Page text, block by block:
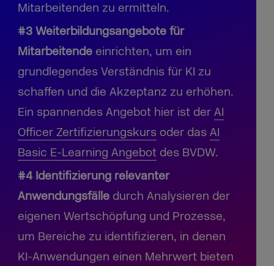
Mitarbeitenden zu ermitteln.
#3 Weiterbildungsangebote für
Mitarbeitendeeinrichten, um ein
grundlegendes Verständnis für KI zu
schaffen und die Akzeptanz zu erhöhen.
Ein spannendes Angebot hier ist der AI
Officer Zertifizierungskursoder das AI
Basic E-Learning Angebotdes BVDW.
#4 Identifizierung relevanter
Anwendungsfälledurch Analysieren der
eigenen Wertschöpfung und Prozesse,
um Bereiche zu identifizieren, in denen
KI-Anwendungen einen Mehrwert bieten